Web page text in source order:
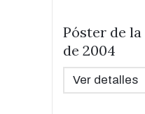
Póster de
de 2004
Ver detalles